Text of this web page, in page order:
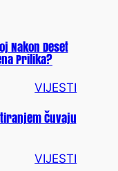
Nakon Deset
Prilika?
VIJESTI
Čuvaju
VIJESTI